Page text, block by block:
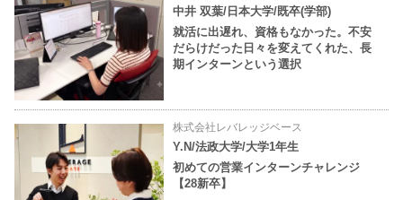
中井 双葉/日本大学/既卒(学部)
就活に出遅れ、資格もなかった。不安
だらけだった日々を変えてくれた、長
期インターンという選択
株式会社レバレッジベース
Y.N/法政大学/大学1年生
初めての営業インターンチャレンジ
【28新卒】